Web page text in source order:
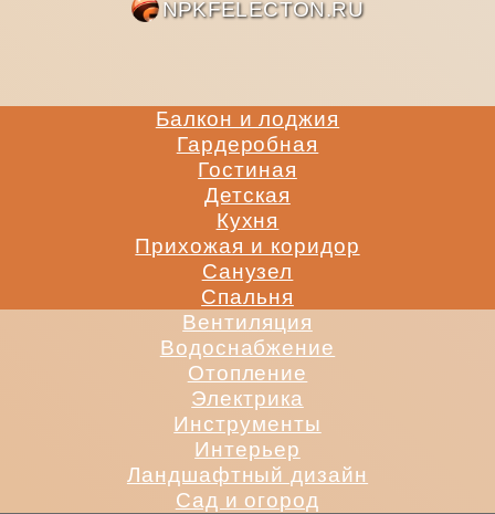
Балкон и лоджия
Гардеробная
Гостиная
Детская
Кухня
Прихожая и коридор
Санузел
Спальня
Вентиляция
Водоснабжение
Отопление
Электрика
Инструменты
Интерьер
Ландшафтный дизайн
Сад и огород